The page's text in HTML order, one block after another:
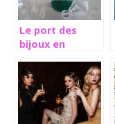
Le port des
bijoux en
Occident